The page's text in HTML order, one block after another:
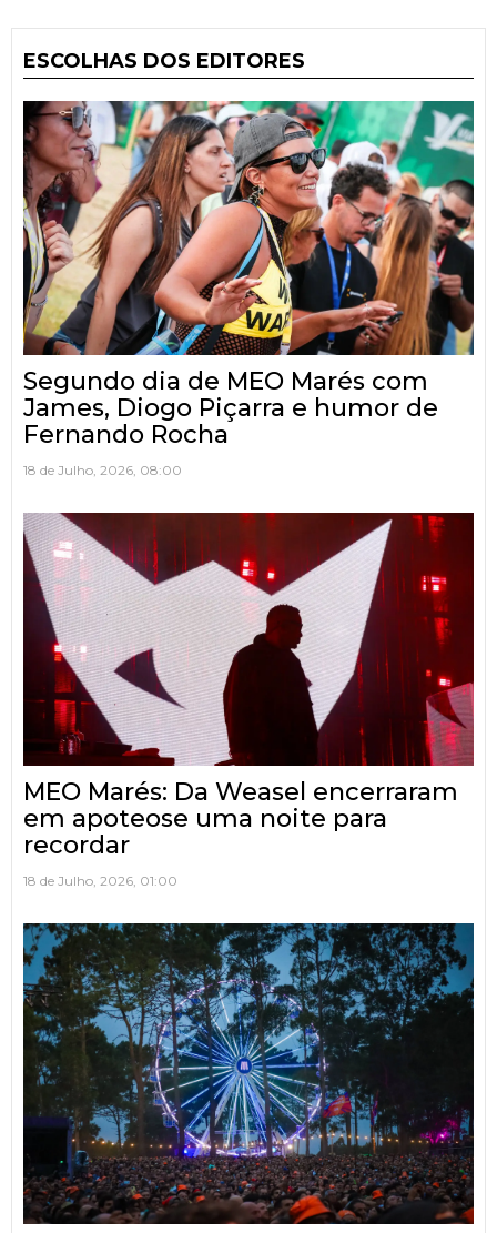
ESCOLHAS DOS EDITORES
Segundo dia de MEO Marés com
James, Diogo Piçarra e humor de
Fernando Rocha
18 de Julho, 2026, 08:00
MEO Marés: Da Weasel encerraram
em apoteose uma noite para
recordar
18 de Julho, 2026, 01:00